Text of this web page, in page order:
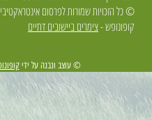
© כל הזכויות שמורות לפרסום
קופונופש -צימרים ביישובים דתיים
© עוצב ונבנה על ידי